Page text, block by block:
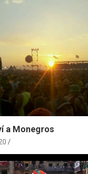
a Monegros